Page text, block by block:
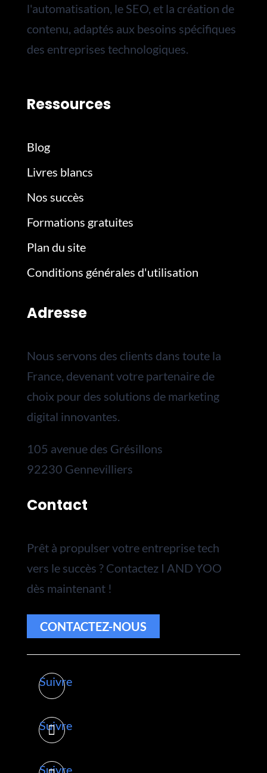
l'automatisation, le SEO, et la création de
contenu, adaptés aux besoins spécifiques
des entreprises technologiques.
Ressources
Blog
Livres blancs
Nos succès
Formations gratuites
Plan du site
Conditions générales d'utilisation
Adresse
Nous servons des clients dans toute la
France, devenant votre partenaire de
choix pour des solutions de marketing
digital innovantes.
105 avenue des Grésillons
92230 Gennevilliers
Contact
Prêt à propulser votre entreprise tech
vers le succès ? Contactez I AND YOO
dès maintenant !
CONTACTEZ-NOUS
Suivre
Suivre
Suivre